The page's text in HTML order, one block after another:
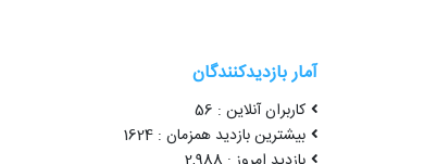
آمار بازدیدکنندگان
کاربران آنلاین : 56
بیشترین بازدید همزمان : 1624